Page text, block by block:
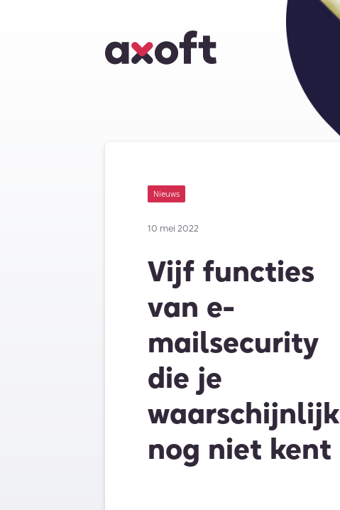
Nieuws
10 mei 2022
Vijf functies
van e-
mailsecurity
die je
waarschijnlijk
nog niet kent